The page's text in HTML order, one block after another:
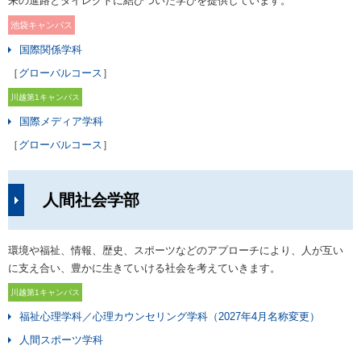
池袋キャンパス
国際関係学科
［ グローバルコース ］
川越第1キャンパス
国際メディア学科
［ グローバルコース ］
人間社会学部
環境や福祉、情報、歴史、スポーツなどのアプローチにより、人が互い
に支え合い、豊かに生きていける社会を考えていきます。
川越第1キャンパス
福祉心理学科／心理カウンセリング学科（2027年4月名称変更）
人間スポーツ学科